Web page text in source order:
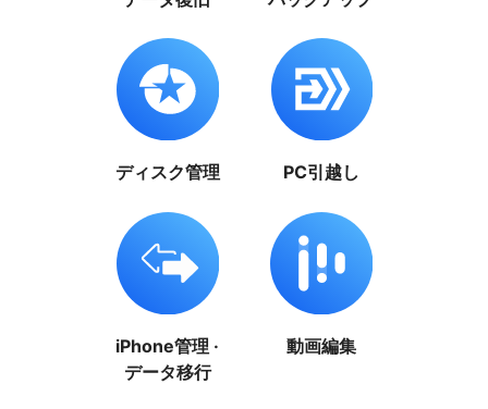
ディスク管理 PC引越し
iPhone管理 ·
データ移行
動画編集